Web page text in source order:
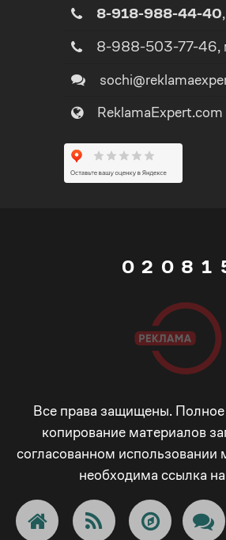
8-918-988-44-40
8-988-503-77-46,
ReklamaExpert.com
0
3
4
5
0
2
5
6
7
0
1
2
3
4
5
4
5
8
9
_
-
+
!
1
2
3
4
5
6
2
Все права защищены. Полное
копирование материалов
согласованном использовании
необходима ссылка